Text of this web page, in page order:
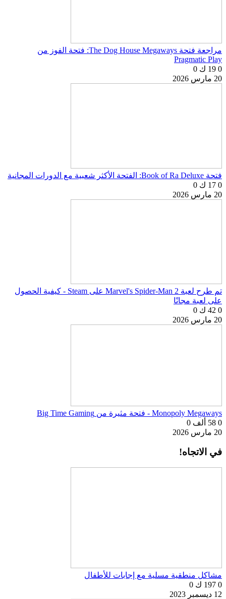
مراجعة فتحة The Dog House Megaways: فتحة الفوز من
Pragmatic Play
0 19 ك
0
20 مارس 2026
فتحة Book of Ra Deluxe: الفتحة الأكثر شعبية مع الدورات المجانية
0 17 ك
0
20 مارس 2026
تم طرح لعبة Marvel's Spider-Man 2 على Steam - كيفية الحصول
على لعبة مجانًا
0 42 ك
0
20 مارس 2026
Monopoly Megaways - فتحة مثيرة من Big Time Gaming
0 58 ألف
0
20 مارس 2026
في الاتجاه!
مشاكل منطقية مسلية مع إجابات للأطفال
0 197 ك
0
12 ديسمبر 2023